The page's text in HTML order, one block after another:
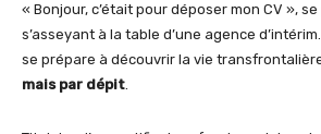
« Bonjour, c’était pour déposer mon CV »,
s’asseyant à la table d’une agence
se prépare à découvrir la vie
mais par dépit.